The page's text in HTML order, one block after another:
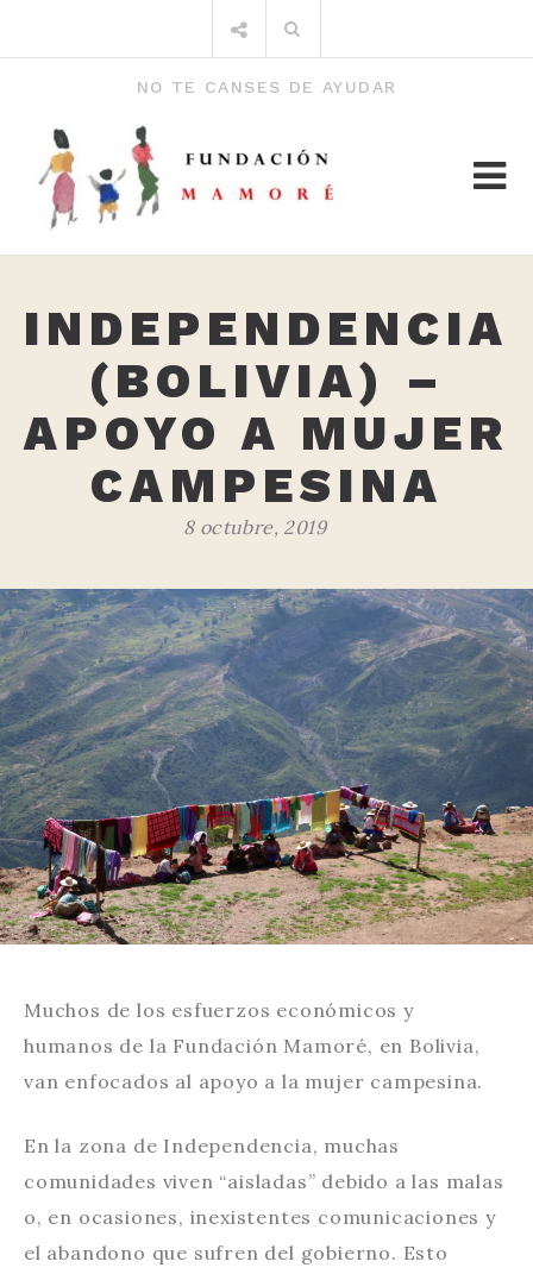
por:
NO TE CANSES DE AYUDAR
INDEPENDENCIA
(BOLIVIA) –
APOYO A MUJER
CAMPESINA
8 octubre, 2019
Muchos de los esfuerzos económicos y
humanos de la Fundación Mamoré, en Bolivia,
van enfocados al apoyo a la mujer campesina.
En la zona de Independencia, muchas
comunidades viven “aisladas” debido a las malas
o, en ocasiones, inexistentes comunicaciones y
el abandono que sufren del gobierno. Esto